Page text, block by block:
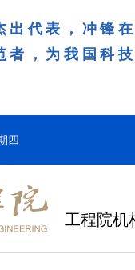
出代表，冲锋
者，为我国科
四
工程院机